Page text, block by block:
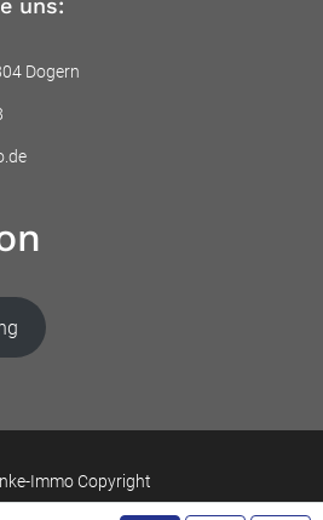
uns:
Dogern
Immo Copyright